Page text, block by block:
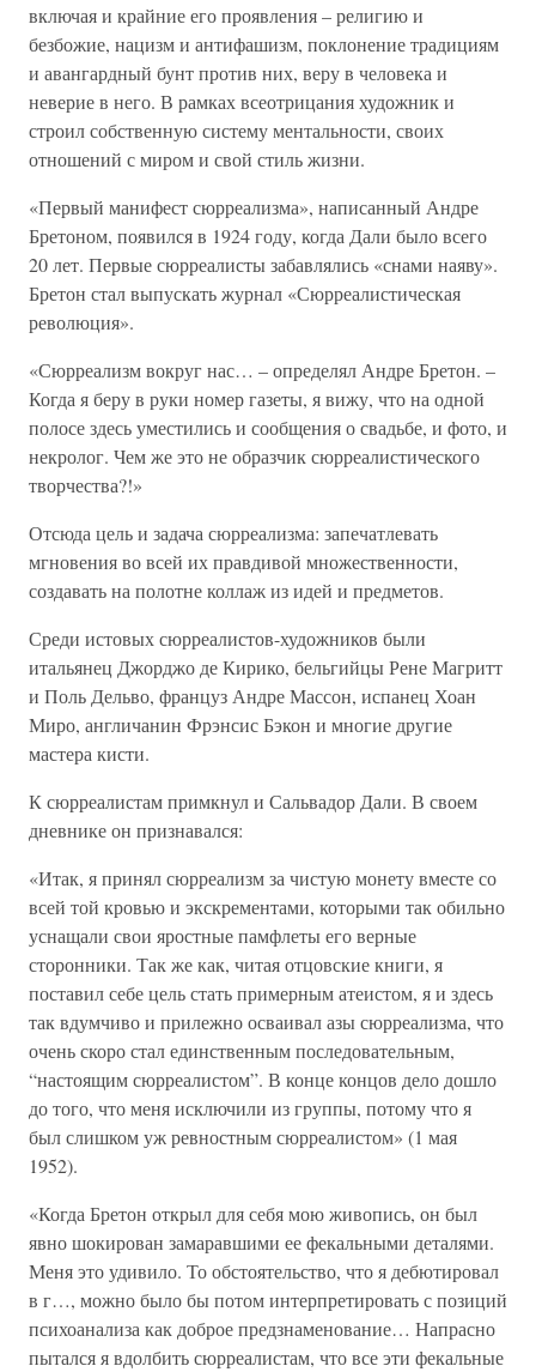
включая и крайние его проявления – религию и
безбожие, нацизм и антифашизм, поклонение традициям
и авангардный бунт против них, веру в человека и
неверие в него. В рамках всеотрицания художник и
строил собственную систему ментальности, своих
отношений с миром и свой стиль жизни.
«Первый манифест сюрреализма», написанный Андре
Бретоном, появился в 1924 году, когда Дали было всего
20 лет. Первые сюрреалисты забавлялись «снами наяву».
Бретон стал выпускать журнал «Сюрреалистическая
революция».
«Сюрреализм вокруг нас… – определял Андре Бретон. –
Когда я беру в руки номер газеты, я вижу, что на одной
полосе здесь уместились и сообщения о свадьбе, и фото, и
некролог. Чем же это не образчик сюрреалистического
творчества?!»
Отсюда цель и задача сюрреализма: запечатлевать
мгновения во всей их правдивой множественности,
создавать на полотне коллаж из идей и предметов.
Среди истовых сюрреалистов-художников были
итальянец Джорджо де Кирико, бельгийцы Рене Магритт
и Поль Дельво, француз Андре Массон, испанец Хоан
Миро, англичанин Фрэнсис Бэкон и многие другие
мастера кисти.
К сюрреалистам примкнул и Сальвадор Дали. В своем
дневнике он признавался:
«Итак, я принял сюрреализм за чистую монету вместе со
всей той кровью и экскрементами, которыми так обильно
уснащали свои яростные памфлеты его верные
сторонники. Так же как, читая отцовские книги, я
поставил себе цель стать примерным атеистом, я и здесь
так вдумчиво и прилежно осваивал азы сюрреализма, что
очень скоро стал единственным последовательным,
“настоящим сюрреалистом”. В конце концов дело дошло
до того, что меня исключили из группы, потому что я
был слишком уж ревностным сюрреалистом» (1 мая
1952).
«Когда Бретон открыл для себя мою живопись, он был
явно шокирован замаравшими ее фекальными деталями.
Меня это удивило. То обстоятельство, что я дебютировал
в г…, можно было бы потом интерпретировать с позиций
психоанализа как доброе предзнаменование… Напрасно
пытался я вдолбить сюрреалистам, что все эти фекальные